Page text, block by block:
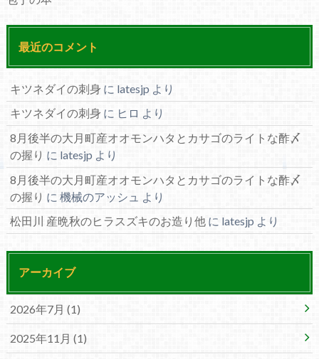
最近のコメント
キツネダイの刺身 に latesjp より
キツネダイの刺身 に ヒロ より
8月後半の大月町産オオモンハタとカサゴのライトな酢〆
の握り に latesjp より
8月後半の大月町産オオモンハタとカサゴのライトな酢〆
の握り に 機械のアッシュ
より
松田川 産晩秋のヒラスズキのお造り他に latesjp より
アーカイブ
2026年7月 (1)
2025年11月 (1)